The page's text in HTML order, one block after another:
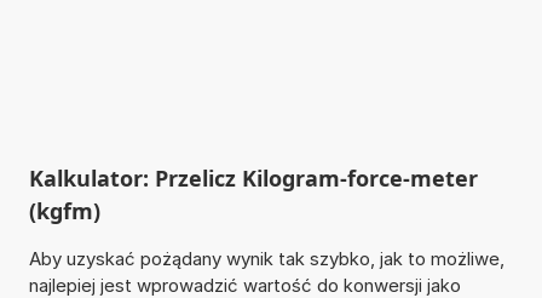
Kalkulator: Przelicz Kilogram-force-meter
(kgfm)
Aby uzyskać pożądany wynik tak szybko, jak to możliwe,
najlepiej jest wprowadzić wartość do konwersji jako